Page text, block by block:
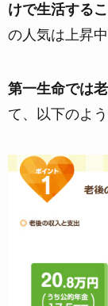
けで生活する
の人気は上昇中
第一生命では
て、以下のよ